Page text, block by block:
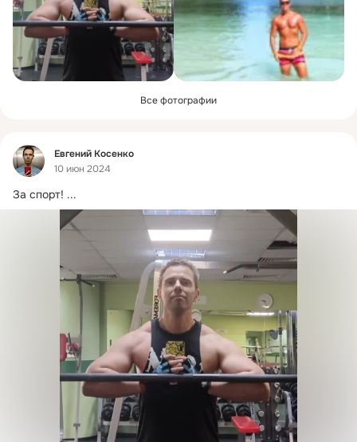
Все фотографии
Фид
Евгений Косенко
10 июн 2024
За спорт! ...